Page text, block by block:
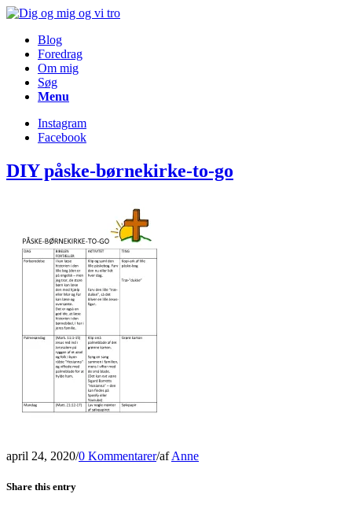
Blog
Foredrag
Om mig
Søg
Menu
Instagram
Facebook
DIY påske-børnekirke-to-go
april 24, 2020/0 Kommentarer/afAnne
Share this entry